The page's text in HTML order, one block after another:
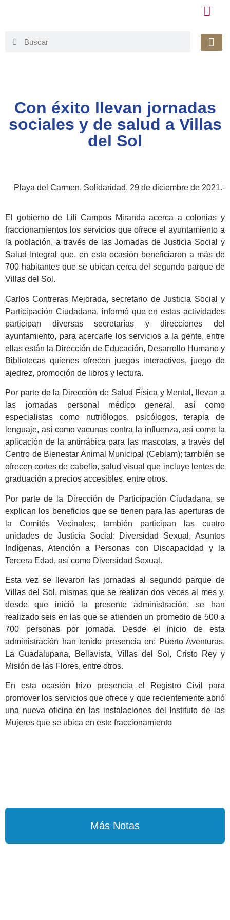
Con éxito llevan jornadas
sociales y de salud a Villas
del Sol
Playa del Carmen, Solidaridad, 29 de diciembre de 2021.-
El gobierno de Lili Campos Miranda acerca a colonias y
fraccionamientos los servicios que ofrece el ayuntamiento a
la población, a través de las Jornadas de Justicia Social y
Salud Integral que, en esta ocasión beneficiaron a más de
700 habitantes que se ubican cerca del segundo parque de
Villas del Sol.
Carlos Contreras Mejorada, secretario de Justicia Social y
Participación Ciudadana, informó que en estas actividades
participan diversas secretarías y direcciones del
ayuntamiento, para acercarle los servicios a la gente, entre
ellas están la Dirección de Educación, Desarrollo Humano y
Bibliotecas quienes ofrecen juegos interactivos, juego de
ajedrez, promoción de libros y lectura.
Por parte de la Dirección de Salud Física y Mental, llevan a
las jornadas personal médico general, así como
especialistas como nutriólogos, psicólogos, terapia de
lenguaje, así como vacunas contra la influenza, así como la
aplicación de la antirrábica para las mascotas, a través del
Centro de Bienestar Animal Municipal (Cebiam); también se
ofrecen cortes de cabello, salud visual que incluye lentes de
graduación a precios accesibles, entre otros.
Por parte de la Dirección de Participación Ciudadana, se
explican los beneficios que se tienen para las aperturas de
la Comités Vecinales; también participan las cuatro
unidades de Justicia Social: Diversidad Sexual, Asuntos
Indígenas, Atención a Personas con Discapacidad y la
Tercera Edad, así como Diversidad Sexual.
Esta vez se llevaron las jornadas al segundo parque de
Villas del Sol, mismas que se realizan dos veces al mes y,
desde que inició la presente administración, se han
realizado seis en las que se atienden un promedio de 500 a
700 personas por jornada. Desde el inicio de esta
administración han tenido presencia en: Puerto Aventuras,
La Guadalupana, Bellavista, Villas del Sol, Cristo Rey y
Misión de las Flores, entre otros.
En esta ocasión hizo presencia el Registro Civil para
promover los servicios que ofrece y que recientemente abrió
una nueva oficina en las instalaciones del Instituto de las
Mujeres que se ubica en este fraccionamiento
Más Notas